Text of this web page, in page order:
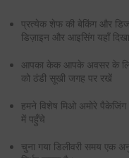
में पहुँचे
निर्भर करता है।
बार करते हैं।